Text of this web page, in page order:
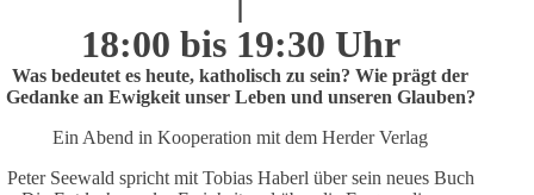
18:00 bis 19:30 Uhr
Was bedeutet es heute, katholisch zu sein? Wie prägt der
Gedanke an Ewigkeit unser Leben und unseren Glauben?
Ein Abend in Kooperation mit dem Herder Verlag
Peter Seewald spricht mit Tobias Haberl über sein neues Buch